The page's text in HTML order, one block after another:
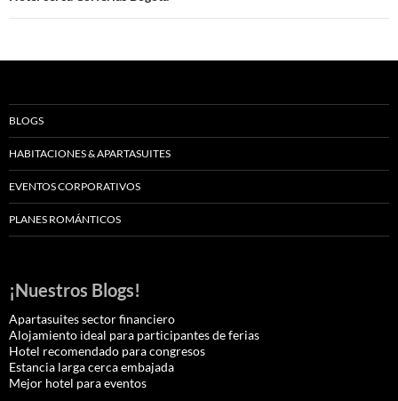
BLOGS
HABITACIONES & APARTASUITES
EVENTOS CORPORATIVOS
PLANES ROMÁNTICOS
¡Nuestros Blogs!
Apartasuites sector financiero
Alojamiento ideal para participantes de ferias
Hotel recomendado para congresos
Estancia larga cerca embajada
Mejor hotel para eventos